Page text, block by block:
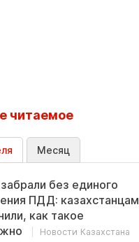
читаемое
Месяц
без единого
ПДД: казахстанцам
как такое
Новости Казахстана